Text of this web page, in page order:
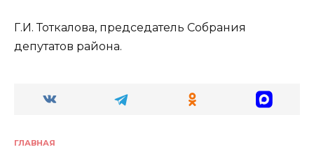
Г.И. Тоткалова, председатель Собрания
депутатов района.
ГЛАВНАЯ